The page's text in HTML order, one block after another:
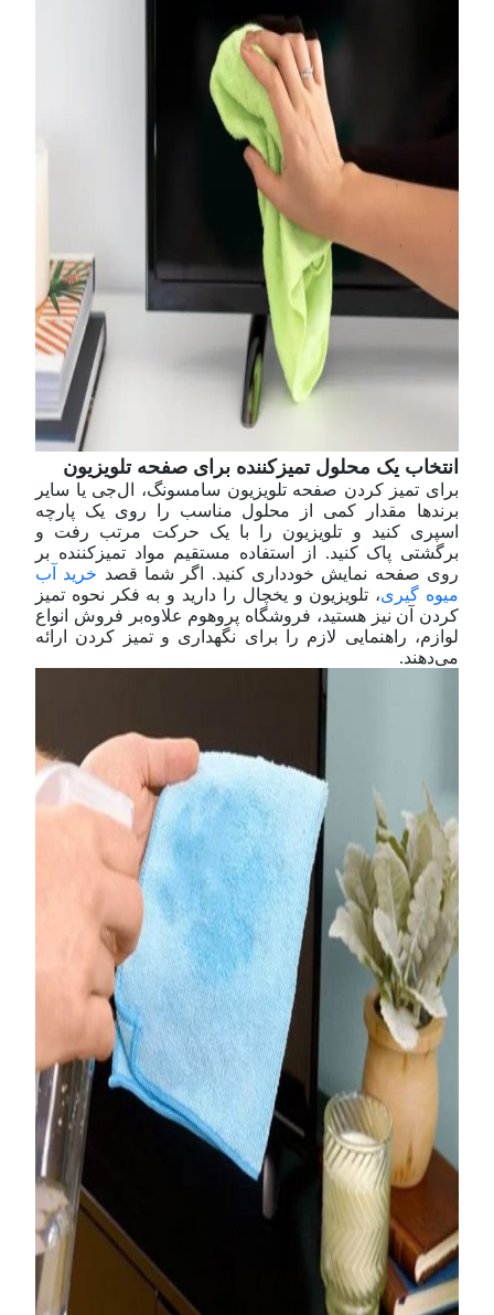
انتخاب یک محلول تمیز‌کننده برای صفحه تلویزیون
برای تمیز کردن صفحه تلویزیون سامسونگ، ال‌جی یا سایر
برندها مقدار کمی از محلول مناسب را روی یک پارچه
اسپری کنید و تلویزیون را با یک حرکت مرتب رفت و
برگشتی پاک کنید. از استفاده مستقیم مواد تمیز‌کننده بر
روی صفحه نمایش خودداری کنید. اگر شما قصد خرید آب
میوه گیری، تلویزیون و یخچال را دارید و به فکر نحوه تمیز
کردن آن نیز هستید، فروشگاه پروهوم علاوه‌بر فروش انواع
لوازم، راهنمایی لازم را برای نگهداری و تمیز کردن ارائه
می‌دهند.